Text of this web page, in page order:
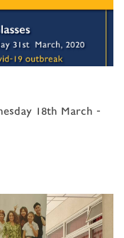
18th March -